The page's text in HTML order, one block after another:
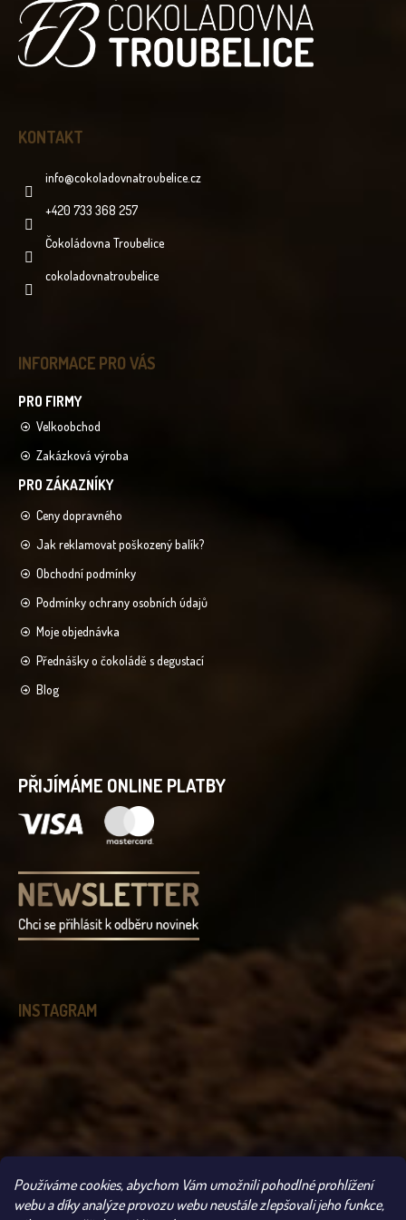
Používáme cookies, abychom Vám umožnili pohodlné prohlížení
webu a díky analýze provozu webu neustále zlepšovali jeho funkce,
KONTAKT
info@cokoladovnatroubelice.cz
+420 733 368 257
Čokoládovna Troubelice
cokoladovnatroubelice
INFORMACE PRO VÁS
Velkoobchod
Zakázková výroba
Ceny dopravného
Jak reklamovat poškozený balík?
Obchodní podmínky
Podmínky ochrany osobních údajů
Moje objednávka
Přednášky o čokoládě s degustací
Blog
PŘIJÍMÁME ONLINE PLATBY
INSTAGRAM
Sledovat na Instagramu